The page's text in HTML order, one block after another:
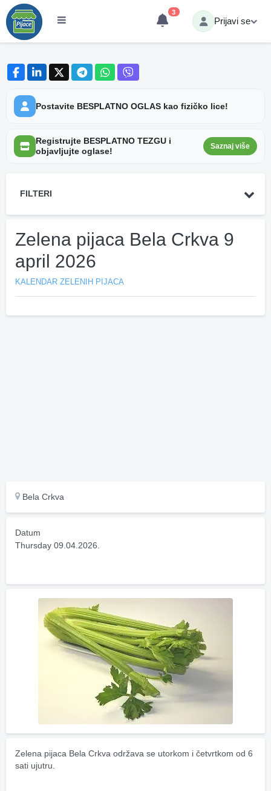
3
Prijavi se
Postavite BESPLATNO OGLAS kao fizičko lice!
Registrujte BESPLATNO TEZGU i
objavljujte oglase!
Saznaj više
FILTERI
Zelena pijaca Bela Crkva 9
april 2026
KALENDAR ZELENIH PIJACA
Bela Crkva
Datum
Thursday 09.04.2026.
Zelena pijaca Bela Crkva održava se utorkom i četvrtkom od 6
sati ujutru.